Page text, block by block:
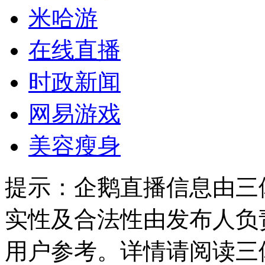
米哈游
在线直播
时政新闻
网易游戏
美容瘦身
提示： 企鹅直播信息由
实性及合法性由发布人
用户参考。详情请阅读